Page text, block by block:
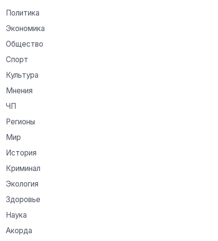
Политика
Экономика
Общество
Спорт
Культура
Мнения
ЧП
Регионы
Мир
История
Криминал
Экология
Здоровье
Наука
Акорда